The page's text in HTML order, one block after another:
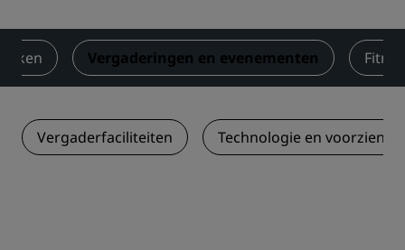
Vergaderingen en evenementen
Vergaderfaciliteiten Technologie en